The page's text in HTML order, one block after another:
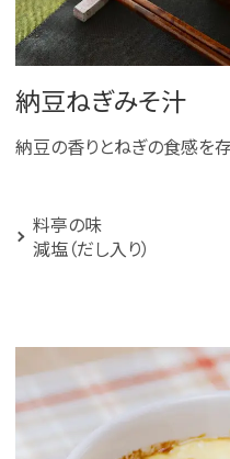
納豆ねぎみそ汁
納豆の香りとねぎの食感を
料亭の味
減塩（だし入り）